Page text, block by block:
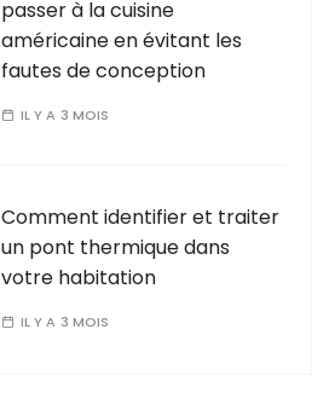
passer à la cuisine
américaine en évitant les
fautes de conception
IL Y A 3 MOIS
Comment identifier et traiter
un pont thermique dans
votre habitation
IL Y A 3 MOIS